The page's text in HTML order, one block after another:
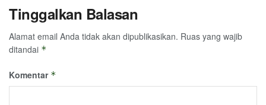
Tinggalkan Balasan
Alamat email Anda tidak akan dipublikasikan. Ruas yang wajib
ditandai *
Komentar *